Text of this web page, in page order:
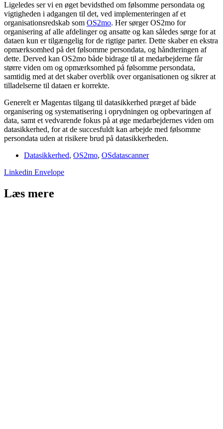
Ligeledes ser vi en øget bevidsthed om følsomme persondata og
vigtigheden i adgangen til det, ved implementeringen af et
organisationsredskab som OS2mo. Her sørger OS2mo for
organisering af alle afdelinger og ansatte og kan således sørge for at
dataen kun er tilgængelig for de rigtige parter. Dette skaber en ekstra
opmærksomhed på det følsomme persondata, og håndteringen af
dette. Derved kan OS2mo både bidrage til at medarbejderne får
større viden om og opmærksomhed på følsomme persondata,
samtidig med at det skaber overblik over organisationen og sikrer at
tilladelserne til dataen er korrekte.
Generelt er Magentas tilgang til datasikkerhed præget af både
organisering og systematisering i oprydningen og opbevaringen af
data, samt et vedvarende fokus på at øge medarbejdernes viden om
datasikkerhed, for at de succesfuldt kan arbejde med følsomme
persondata uden at risikere brud på datasikkerheden.
Datasikkerhed, OS2mo, OSdatascanner
Linkedin Envelope
Læs mere